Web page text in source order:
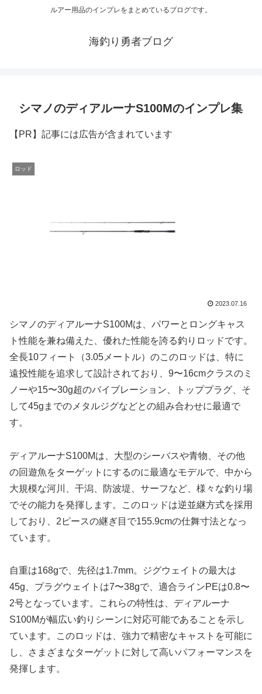
ルアー用品のインプレをまとめているブログです。
海釣り勇者ブログ
シマノのディアルーナS100Mのインプレ集
【PR】記事には広告が含まれています
ロッド
2023.07.16
シマノのディアルーナS100Mは、パワーとロングキャス
ト性能を兼ね備えた、優れた性能を誇る釣りロッドです。
全長10フィート（3.05メートル）のこのロッドは、特に
遠投性能を追求して設計されており、9〜16cmクラスのミ
ノーや15〜30g超のバイブレーション、トッププラグ、そ
して45gまでのメタルジグなどとの組み合わせに最適で
す。
ディアルーナS100Mは、大型のシーバスや青物、その他
の回遊魚をターゲットにするのに最適なモデルで、中から
大規模な河川、干潟、防波堤、サーフなど、様々な釣り場
でその能力を発揮します。このロッドは逆並継方式を採用
しており、2ピースの継ぎ目で155.9cmの仕舞寸法となっ
ています。
自重は168gで、先径は1.7mm。ジグウェイトの最大は
45g、プラグウェイトは7〜38gで、適合ラインPEは0.8〜
2号となっています。これらの特性は、ディアルーナ
S100Mが幅広い釣りシーンに対応可能であることを示し
ています。このロッドは、強力で精密なキャストを可能に
し、さまざまなターゲットに対して高いパフォーマンスを
発揮します。